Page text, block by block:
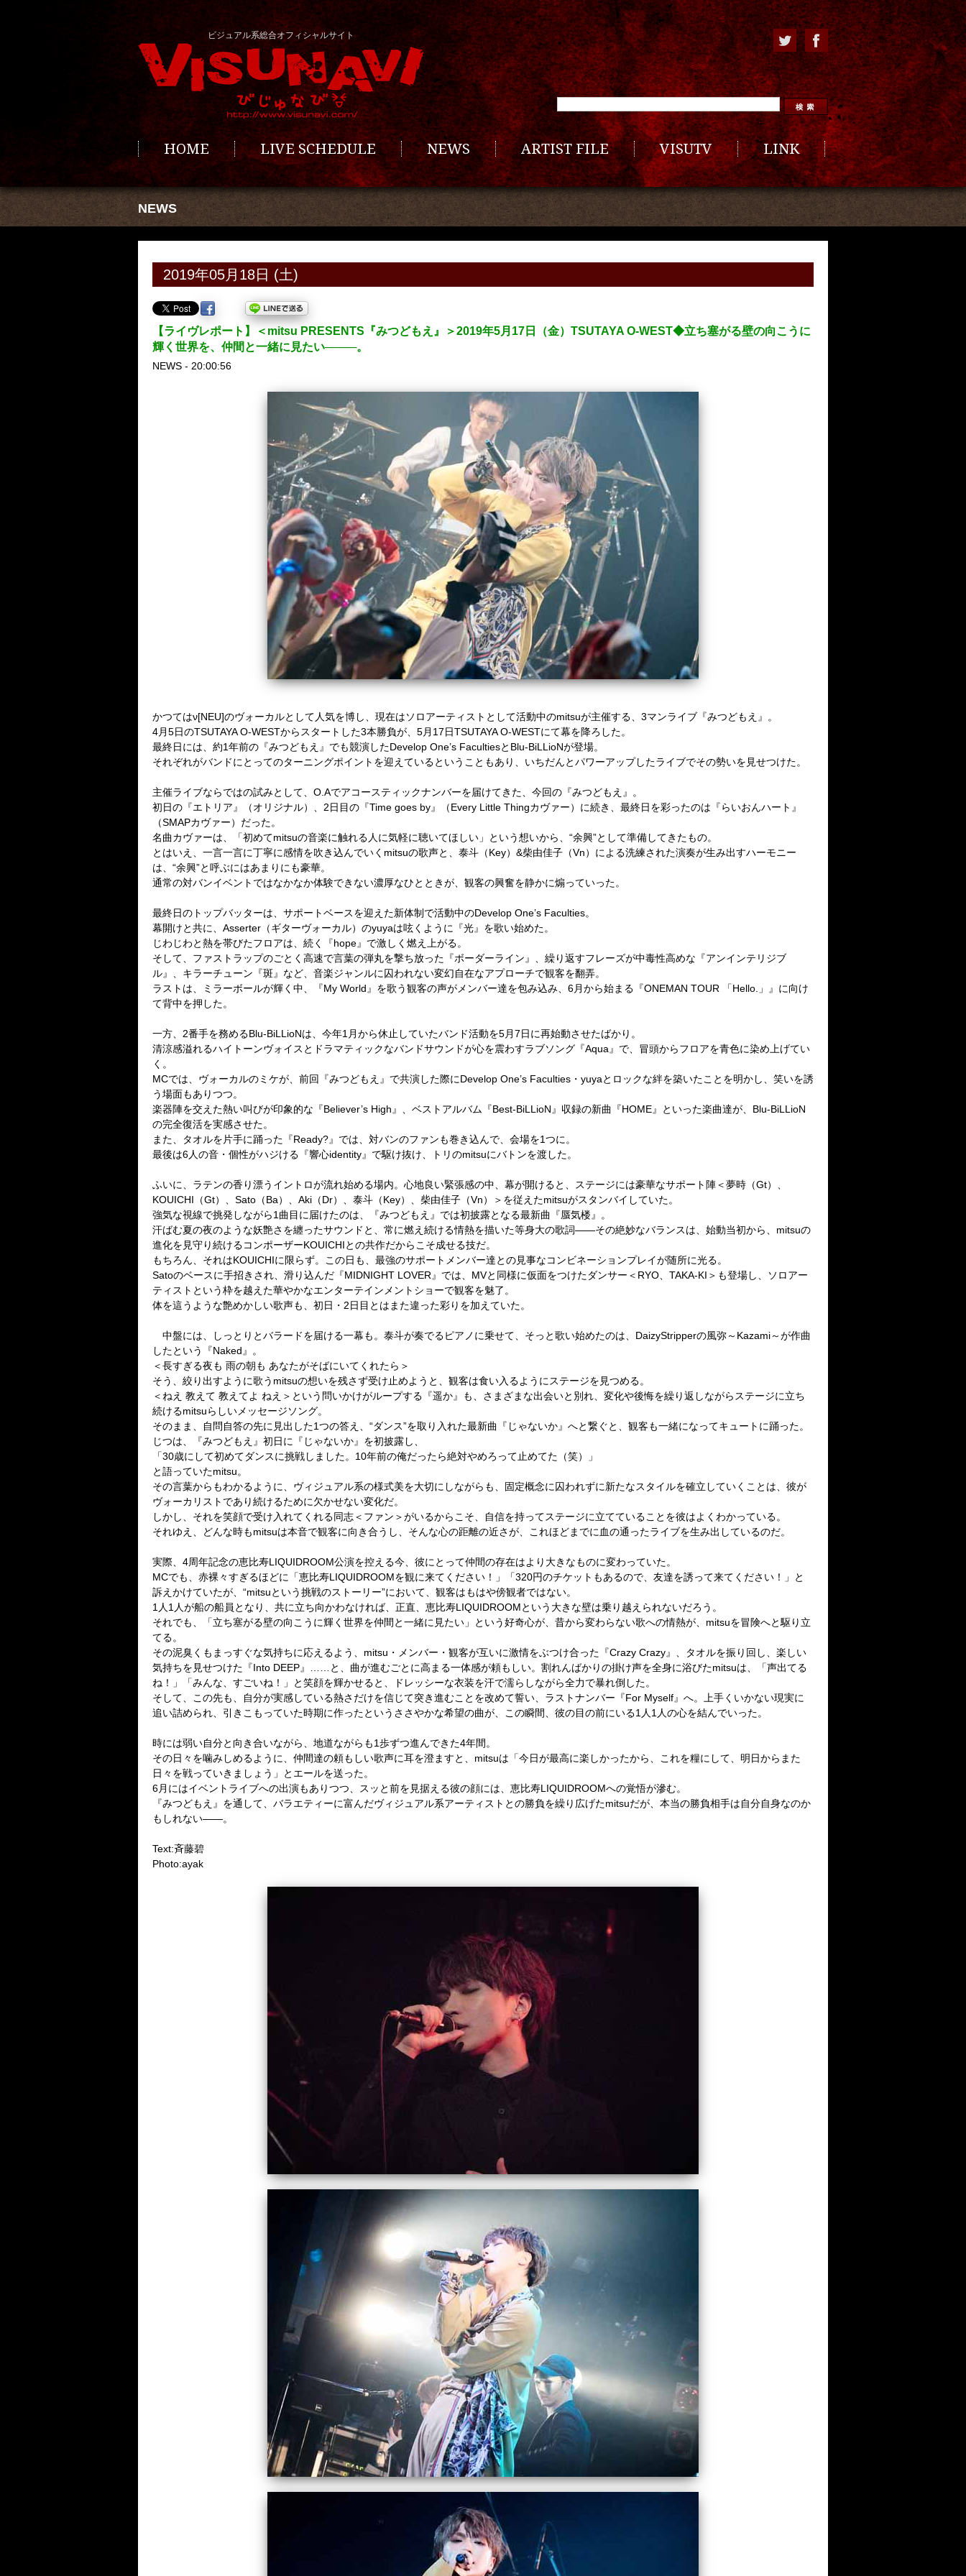
ビジュアル系総合オフィシャルサイト
HOME LIVE SCHEDULE NEWS ARTIST FILE VISUTV LINK
NEWS
2019年05月18日 (土)
【ライヴレポート】＜mitsu PRESENTS『みつどもえ』＞2019年5月17日（金）TSUTAYA O-WEST◆立ち塞がる壁の向こうに
輝く世界を、仲間と一緒に見たい────。
NEWS - 20:00:56
かつてはν[NEU]のヴォーカルとして人気を博し、現在はソロアーティストとして活動中のmitsuが主催する、 3マンライブ『みつどもえ』。
4月5日のTSUTAYA O-WESTからスタートした3本勝負が、 5月 17日TSUTAYA O-WESTにて幕を降ろした。
最終日には、約1年前の『みつどもえ』でも競演したDevelop One’s Facultiesと Blu-BiLLioNが登場。
それぞれがバンドにとってのターニングポイントを迎えているということもあり、いちだんとパワーアップしたライブでその勢いを見せつけた。
主催ライブならではの試みとして、 O.Aでアコースティックナンバーを届けてきた、今回の『みつどもえ』。
初日の『エトリア』（オリジナル）、 2日目の『Time goes by』（Every Little Thingカヴァー）に続き、最終日を彩ったのは『らいおんハート』
（SMAPカヴァー）だった。
名曲カヴァーは、「初めてmitsuの音楽に触れる人に気軽に聴いてほしい」という想いから、 “余興”として準備してきたもの。
とはいえ、一言一言に丁寧に感情を吹き込んでいく mitsuの歌声と、泰斗（Key） &柴由佳子（Vn）による洗練された演奏が生み出すハーモニー
は、 “余興”と呼ぶにはあまりにも豪華。
通常の対バンイベントではなかなか体験できない濃厚なひとときが、観客の興奮を静かに煽っていった。
最終日のトップバッターは、サポートベースを迎えた新体制で活動中のDevelop One’s Faculties。
幕開けと共に、 Asserter （ギターヴォーカル）のyuyaは呟くように『光』を歌い始めた。
じわじわと熱を帯びたフロアは、続く『hope』で激しく燃え上がる。
そして、ファストラップのごとく高速で言葉の弾丸を撃ち放った『ボーダーライン』、繰り返すフレーズが中毒性高めな『アンインテリジブ
ル』、キラーチューン『斑』など、音楽ジャンルに囚われない変幻自在なアプローチで観客を翻弄。
ラストは、ミラーボールが輝く中、『My World 』を歌う観客の声がメンバー達を包み込み、 6月から始まる『ONEMAN TOUR 「Hello. 」』に向け
て背中を押した。
一方、 2番手を務めるBlu-BiLLioNは、今年1 月から休止していたバンド活動を5月7日に再始動させたばかり。
清涼感溢れるハイトーンヴォイスとドラマティックなバンドサウンドが心を震わすラブソング『Aqua 』で、冒頭からフロアを青色に染め上げてい
く。
MCでは、ヴォーカルのミケが、前回『みつどもえ』で共演した際にDevelop One’s Faculties ・ yuyaとロックな絆を築いたことを明かし、笑いを誘
う場面もありつつ。
楽器陣を交えた熱い叫びが印象的な『Believer’s High 』、ベストアルバム『Best-BiLLioN 』収録の新曲『HOME』といった楽曲達が、 Blu-BiLLioN
の完全復活を実感させた。
また、タオルを片手に踊った『Ready?』では、対バンのファンも巻き込んで、会場を1つに。
最後は6人の音・個性がハジける『響心identity』で駆け抜け、トリのmitsuにバトンを渡した。
ふいに、ラテンの香り漂うイントロが流れ始める場内。心地良い緊張感の中、幕が開けると、ステージには豪華なサポート陣＜夢時（Gt）、
KOUICHI （Gt）、 Sato （Ba）、 Aki （Dr）、泰斗（Key）、柴由佳子（Vn）＞を従えたmitsuがスタンバイしていた。
強気な視線で挑発しながら1 曲目に届けたのは、『みつどもえ』では初披露となる最新曲『蜃気楼』。
汗ばむ夏の夜のような妖艶さを纏ったサウンドと、常に燃え続ける情熱を描いた等身大の歌詞――その絶妙なバランスは、始動当初から、 mitsuの
進化を見守り続けるコンポーザーKOUICHIとの共作だからこそ成せる技だ。
もちろん、それはKOUICHIに限らず。この日も、最強のサポートメンバー達との見事なコンビネーションプレイが随所に光る。
Satoのベースに手招きされ、滑り込んだ『MIDNIGHT LOVER 』では、 MVと同様に仮面をつけたダンサー＜ RYO TAKA-KI ＞も登場し、ソロアー
ティストという枠を越えた華やかなエンターテインメントショーで観客を魅了。
体を這うような艶めかしい歌声も、初日・ 2日目とはまた違った彩りを加えていた。
中盤には、しっとりとバラードを届ける一幕も。泰斗が奏でるピアノに乗せて、そっと歌い始めたのは、 DaizyStripperの風弥～ Kazami～が作曲
したという『Naked 』。
＜長すぎる夜も 雨の朝も あなたがそばにいてくれたら＞
そう、絞り出すように歌う mitsuの想いを残さず受け止めようと、観客は食い入るようにステージを見つめる。
＜ねえ 教えて 教えてよ ねえ＞という問いかけがループする『遥か』も、さまざまな出会いと別れ、変化や後悔を繰り返しながらステージに立ち
続けるmitsuらしいメッセージソング。
そのまま、自問自答の先に見出した1つの答え、 “ダンス”を取り入れた最新曲『じゃないか』へと繋ぐと、観客も一緒になってキュートに踊った。
じつは、『みつどもえ』初日に『じゃないか』を初披露し、
「30歳にして初めてダンスに挑戦しました。 10年前の俺だったら絶対やめろって止めてた（笑）」
と語っていたmitsu。
その言葉からもわかるように、ヴィジュアル系の様式美を大切にしながらも、固定概念に囚われずに新たなスタイルを確立していくことは、彼が
ヴォーカリストであり続けるために欠かせない変化だ。
しかし、それを笑顔で受け入れてくれる同志＜ファン＞がいるからこそ、自信を持ってステージに立てていることを彼はよくわかっている。
それゆえ、どんな時もmitsuは本音で観客に向き合うし、そんな心の距離の近さが、これほどまでに血の通ったライブを生み出しているのだ。
実際、 4周年記念の恵比寿LIQUIDROOM公演を控える今、彼にとって仲間の存在はより大きなものに変わっていた。
MCでも、赤裸々すぎるほどに「恵比寿LIQUIDROOMを観に来てください！」「320円のチケットもあるので、友達を誘って来てください！」と
訴えかけていたが、 “mitsuという挑戦のストーリー”において、観客はもはや傍観者ではない。
1 人 1 人が船の船員となり、共に立ち向かわなければ、正直、恵比寿LIQUIDROOMという大きな壁は乗り越えられないだろう。
それでも、「立ち塞がる壁の向こうに輝く世界を仲間と一緒に見たい」という好奇心が、昔から変わらない歌への情熱が、 mitsuを冒険へと駆り立
てる。
その泥臭くもまっすぐな気持ちに応えるよう、 mitsu ・メンバー・観客が互いに激情をぶつけ合った『Crazy Crazy』、タオルを振り回し、楽しい
気持ちを見せつけた『Into DEEP』 と、曲が進むごとに高まる一体感が頼もしい。割れんばかりの掛け声を全身に浴びたmitsuは、「声出てる
ね！」「みんな、すごいね！」と笑顔を輝かせると、ドレッシーな衣装を汗で濡らしながら全力で暴れ倒した。
そして、この先も、自分が実感している熱さだけを信じて突き進むことを改めて誓い、ラストナンバー『For Myself』へ。上手くいかない現実に
追い詰められ、引きこもっていた時期に作ったというささやかな希望の曲が、この瞬間、彼の目の前にいる1 人 1 人の心を結んでいった。
時には弱い自分と向き合いながら、地道ながらも1歩ずつ進んできた4年間。
その日々を噛みしめるように、仲間達の頼もしい歌声に耳を澄ますと、 mitsuは「今日が最高に楽しかったから、これを糧にして、明日からまた
日々を戦っていきましょう」とエールを送った。
6月にはイベントライブへの出演もありつつ、スッと前を見据える彼の顔には、恵比寿LIQUIDROOMへの覚悟が滲む。
『みつどもえ』を通して、バラエティーに富んだヴィジュアル系アーティストとの勝負を繰り広げたmitsuだが、本当の勝負相手は自分自身なのか
もしれない――。
Text:斉藤碧
Photo:ayak